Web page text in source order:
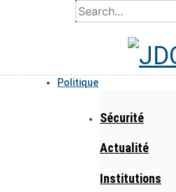
Politique
Sécurité
Actualité
Institutions